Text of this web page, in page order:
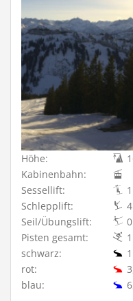
Höhe:
Kabinenbahn:
Sessellift:
1
Schlepplift:
4
Seil/Übungslift:
0
Pisten gesamt:
schwarz:
rot:
blau: